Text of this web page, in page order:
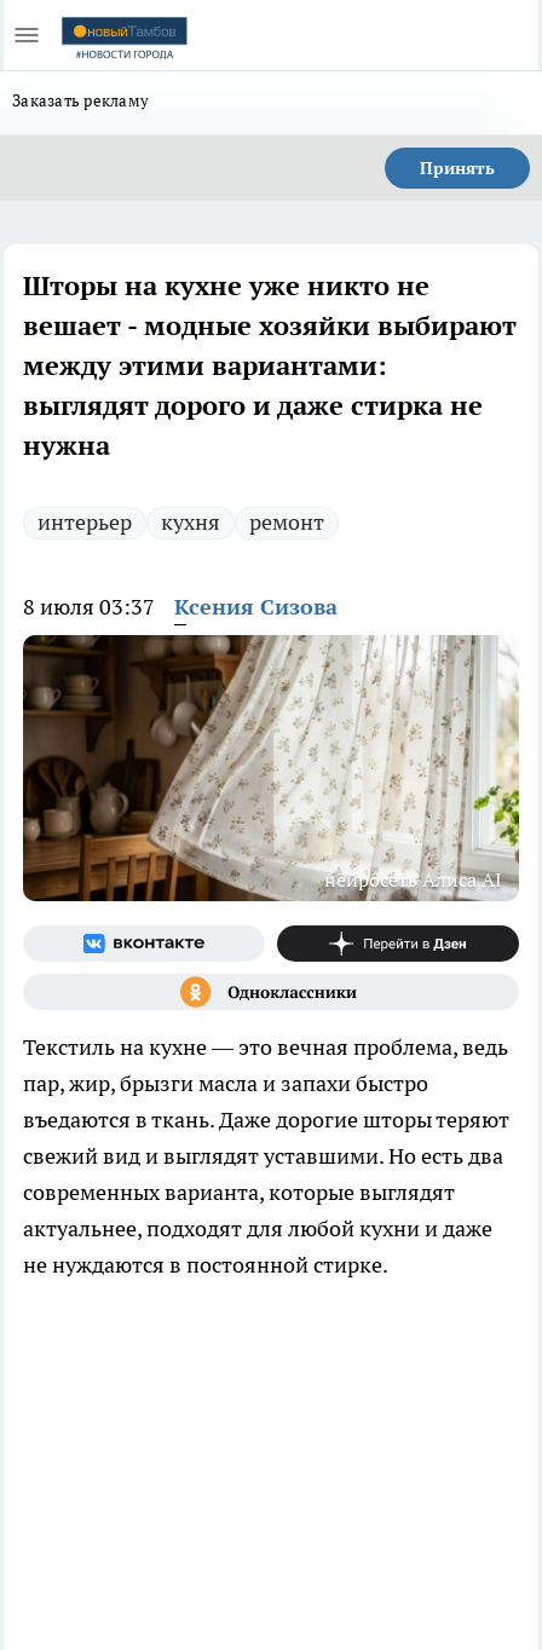
Заказать рекламу
Принять
Шторы на кухне уже никто не
вешает - модные хозяйки выбирают
между этими вариантами:
выглядят дорого и даже стирка не
нужна
интерьер кухня ремонт
8 июля 03:37 Ксения Сизова
нейросеть Алиса AI
Текстиль на кухне — это вечная проблема, ведь
пар, жир, брызги масла и запахи быстро
въедаются в ткань. Даже дорогие шторы теряют
свежий вид и выглядят уставшими. Но есть два
современных варианта, которые выглядят
актуальнее, подходят для любой кухни и даже
не нуждаются в постоянной стирке.